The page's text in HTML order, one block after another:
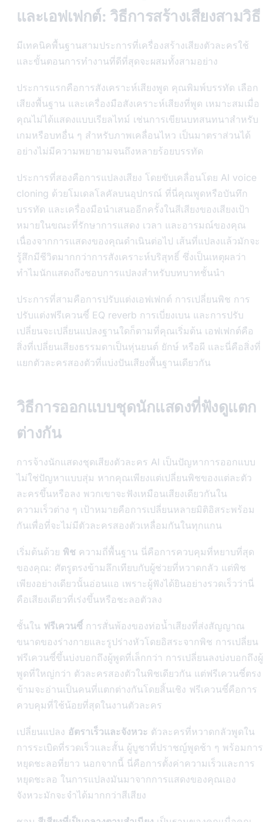
และเอฟเฟกต์: วิธีการสร้างเสียงสามวิธี
มีเทคนิคพื้นฐานสามประการที่เครื่องสร้างเสียงตัวละครใช้
และขั้นตอนการทำงานที่ดีที่สุดจะผสมทั้งสามอย่าง
ประการแรกคือการสังเคราะห์เสียงพูด คุณพิมพ์บรรทัด เลือก
เสียงพื้นฐาน และเครื่องมือสังเคราะห์เสียงที่พูด เหมาะสมเมื่อ
คุณไม่ได้แสดงแบบเรียลไทม์ เช่นการเขียนบทสนทนาสำหรับ
เกมหรือบทอื่น ๆ สำหรับภาพเคลื่อนไหว เป็นมาตราส่วนได้
อย่างไม่มีความพยายามจนถึงหลายร้อยบรรทัด
ประการที่สองคือการแปลงเสียง โดยขับเคลื่อนโดย AI voice
cloning ด้วยโมเดลโลคัลบนอุปกรณ์ ที่นี่คุณพูดหรือบันทึก
บรรทัด และเครื่องมือนำเสนออีกครั้งในสีเสียงของเสียงเป้า
หมายในขณะที่รักษาการแสดง เวลา และอารมณ์ของคุณ
เนื่องจากการแสดงของคุณดำเนินต่อไป เส้นที่แปลงแล้วมักจะ
รู้สึกมีชีวิตมากกว่าการสังเคราะห์บริสุทธิ์ ซึ่งเป็นเหตุผลว่า
ทำไมนักแสดงถึงชอบการแปลงสำหรับบทบาทชั้นนำ
ประการที่สามคือการปรับแต่งเอฟเฟกต์ การเปลี่ยนพิช การ
ปรับแต่งฟรีเควนซี์ EQ reverb การเบี่ยงเบน และการปรับ
เปลี่ยนจะเปลี่ยนแปลงฐานใดก็ตามที่คุณเริ่มต้น เอฟเฟกต์คือ
สิ่งที่เปลี่ยนเสียงธรรมดาเป็นหุ่นยนต์ ยักษ์ หรือผี และนี่คือสิ่งที่
แยกตัวละครสองตัวที่แบ่งปันเสียงพื้นฐานเดียวกัน
วิธีการออกแบบชุดนักแสดงที่ฟังดูแตก
ต่างกัน
การจ้างนักแสดงชุดเสียงตัวละคร AI เป็นปัญหาการออกแบบ
ไม่ใช่ปัญหาแบบสุ่ม หากคุณเพียงแต่เปลี่ยนพิชของแต่ละตัว
ละครขึ้นหรือลง พวกเขาจะฟังเหมือนเสียงเดียวกันใน
ความเร็วต่าง ๆ เป้าหมายคือการเปลี่ยนหลายมิติอิสระพร้อม
กันเพื่อที่จะไม่มีตัวละครสองตัวเหลื่อมกันในทุกแกน
เริ่มต้นด้วย พิช ความถี่พื้นฐาน นี่คือการควบคุมที่หยาบที่สุด
ของคุณ: ศัตรูตรงข้ามลึกเทียบกับผู้ช่วยที่หวาดกลัว แต่พิช
เพียงอย่างเดียวนั้นอ่อนแอ เพราะผู้ฟังได้ยินอย่างรวดเร็วว่านี่
คือเสียงเดียวที่เร่งขึ้นหรือชะลอตัวลง
ชั้นใน ฟรีเควนซี์ การสั่นพ้องของท่อน้ำเสียงที่ส่งสัญญาณ
ขนาดของร่างกายและรูปร่างหัวโดยอิสระจากพิช การเปลี่ยน
ฟรีเควนซี์ขึ้นบ่งบอกถึงผู้พูดที่เล็กกว่า การเปลี่ยนลงบ่งบอกถึงผู้
พูดที่ใหญ่กว่า ตัวละครสองตัวในพิชเดียวกัน แต่ฟรีเควนซี์ตรง
ข้ามจะอ่านเป็นคนที่แตกต่างกันโดยสิ้นเชิง ฟรีเควนซี์คือการ
ควบคุมที่ใช้น้อยที่สุดในงานตัวละคร
เปลี่ยนแปลง อัตราเร็วและจังหวะ ตัวละครที่หวาดกลัวพูดใน
การระเบิดที่รวดเร็วและสั้น ผู้บูชาที่ปราชญ์พูดช้า ๆ พร้อมการ
หยุดชะลอที่ยาว นอกจากนี้ นี่คือการตั้งค่าความเร็วและการ
หยุดชะลอ ในการแปลงมันมาจากการแสดงของคุณเอง
จังหวะมักจะจำได้มากกว่าสีเสียง